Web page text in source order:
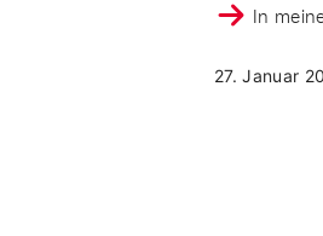
In
27. Januar